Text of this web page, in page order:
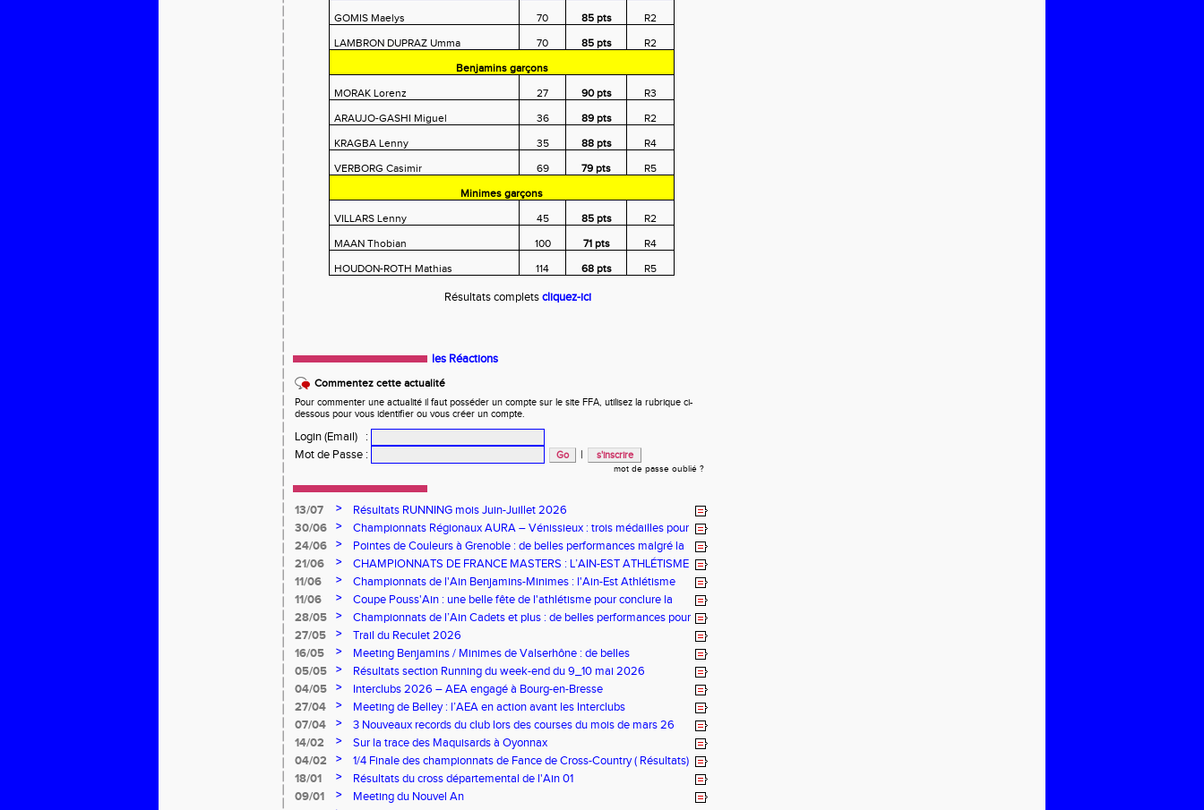
GOMIS Maelys
70 85 pts
R2
LAMBRON DUPRAZ Umma
70 85 pts
R2
Benjamins garçons
MORAK Lorenz
27 90 pts
R3
ARAUJO-GASHI Miguel
36 89 pts
R2
KRAGBA Lenny
35 88 pts
R4
VERBORG Casimir
69 79 pts
R5
Minimes garçons
VILLARS Lenny
45 85 pts
R2
MAAN Thobian
100 71 pts
R4
HOUDON-ROTH Mathias
114 68 pts R5
Résultats completscliquez-ici
les Réactions
Commentez cette actualité
Pour commenter une actualité il faut posséder un compte sur le site FFA, utilisez la rubrique ci-
dessous pour vous identifier ou vous créer un compte.
Login (Email)
:
Mot de Passe : |
mot de passe oublié ?
13/07 >
Résultats RUNNING mois Juin-Juillet 2026
30/06
>
Championnats Régionaux AURA – Vénissieux : trois médailles pour
l'AEA !
24/06 >
Pointes de Couleurs à Grenoble : de belles performances malgré la
canicule
21/06 >
CHAMPIONNATS DE FRANCE MASTERS : L’AIN-EST ATHLÉTISME
À L’HONNEUR À ÉPINAL
11/06 >
Championnats de l'Ain Benjamins-Minimes : l'Ain-Est Athlétisme
brille à domicile
11/06 >
Coupe Pouss'Ain : une belle fête de l'athlétisme pour conclure la
saison
28/05 >
Championnats de l’Ain Cadets et plus : de belles performances pour
l’AEA à Bourg-en-Bresse
27/05 >
Trail du Reculet 2026
16/05
>
Meeting Benjamins / Minimes de Valserhône : de belles
performances pour l’AEA
05/05 >
Résultats section Running du week-end du 9_10 mai 2026
04/05
>
Interclubs 2026 – AEA engagé à Bourg-en-Bresse
27/04
>
Meeting de Belley : l’AEA en action avant les Interclubs
07/04
>
3 Nouveaux records du club lors des courses du mois de mars 26
14/02
>
Sur la trace des Maquisards à Oyonnax
04/02
>
1/4 Finale des championnats de Fance de Cross-Country ( Résultats)
18/01
>
Résultats du cross départemental de l'Ain 01
09/01
>
Meeting du Nouvel An